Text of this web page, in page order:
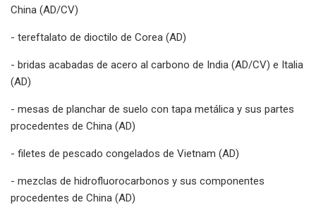
China (AD/CV)
- tereftalato de dioctilo de Corea (AD)
- bridas acabadas de acero al carbono de India (AD/CV) e Italia
(AD)
- mesas de planchar de suelo con tapa metálica y sus partes
procedentes de China (AD)
- filetes de pescado congelados de Vietnam (AD)
- mezclas de hidrofluorocarbonos y sus componentes
procedentes de China (AD)